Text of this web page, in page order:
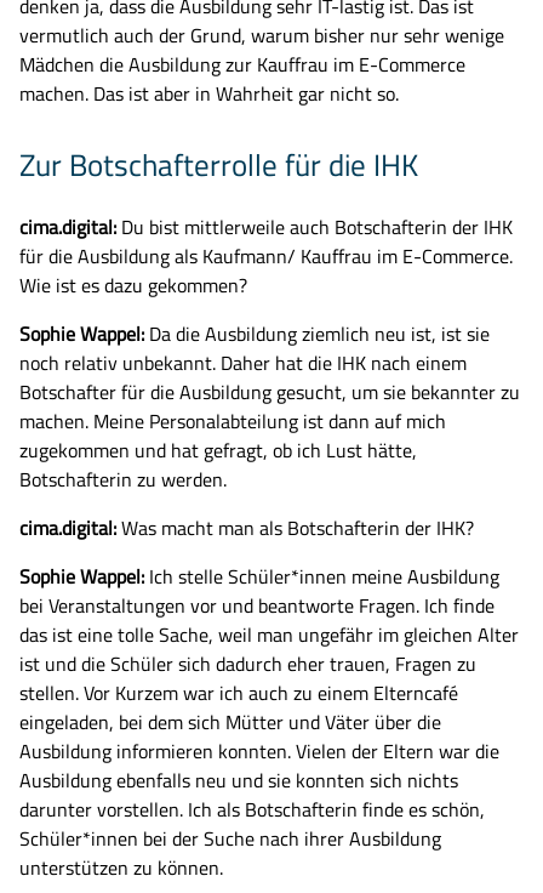
denken ja, dass die Ausbildung sehr IT-lastig ist. Das ist
vermutlich auch der Grund, warum bisher nur sehr wenige
Mädchen die Ausbildung zur Kauffrau im E-Commerce
machen. Das ist aber in Wahrheit gar nicht so.
Zur Botschafterrolle für die IHK
cima.digital: Du bist mittlerweile auch Botschafterin der IHK
für die Ausbildung als Kaufmann/ Kauffrau im E-Commerce.
Wie ist es dazu gekommen?
Sophie Wappel: Da die Ausbildung ziemlich neu ist, ist sie
noch relativ unbekannt. Daher hat die IHK nach einem
Botschafter für die Ausbildung gesucht, um sie bekannter zu
machen. Meine Personalabteilung ist dann auf mich
zugekommen und hat gefragt, ob ich Lust hätte,
Botschafterin zu werden.
cima.digital:Was macht man als Botschafterin der IHK?
Sophie Wappel: Ich stelle Schüler*innen meine Ausbildung
bei Veranstaltungen vor und beantworte Fragen. Ich finde
das ist eine tolle Sache, weil man ungefähr im gleichen Alter
ist und die Schüler sich dadurch eher trauen, Fragen zu
stellen. Vor Kurzem war ich auch zu einem Elterncafé
eingeladen, bei dem sich Mütter und Väter über die
Ausbildung informieren konnten. Vielen der Eltern war die
Ausbildung ebenfalls neu und sie konnten sich nichts
darunter vorstellen. Ich als Botschafterin finde es schön,
Schüler*innen bei der Suche nach ihrer Ausbildung
unterstützen zu können.
Suche nach:
Bitte geben Sie keine persönlichen Daten wie Namen oder E-
automatisiert verarbeitet.